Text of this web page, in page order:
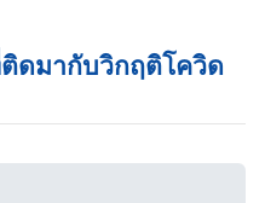
ดมากับวิกฤติโควิด